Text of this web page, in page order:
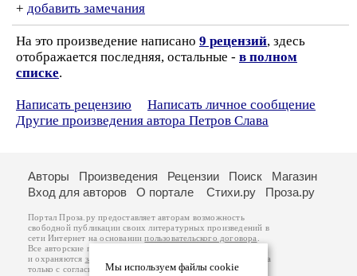
+ добавить замечания
На это произведение написано 9 рецензий, здесь
отображается последняя, остальные - в полном
списке.
Написать рецензию
Написать личное сообщение
Другие произведения автора Петров Слава
Мы используем файлы cookie
Авторы Произведения Рецензии Поиск
Магазин
Вход для авторов
О портале Стихи.ру Проза.ру
Портал Проза.ру предоставляет авторам возможность
свободной публикации своих литературных произведений в
сети Интернет на основаниипользовательского договора
Все авторские права на произведения принадлежат авторам
и охраняются законом
. Перепечатка произведений возможна
только с согласия его автора, к которому вы можете